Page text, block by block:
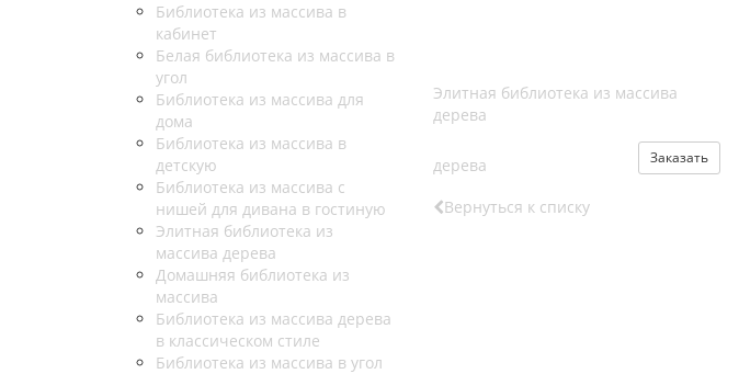
Библиотека из массива в
кабинет
Белая библиотека из массива в
угол
Библиотека из массива для
дома
Библиотека из массива в
детскую
Библиотека из массива с
нишей для дивана в гостиную
Элитная библиотека из
массива дерева
Домашняя библиотека из
массива
Библиотека из массива дерева
в классическом стиле
Библиотека из массива в угол
Элитная библиотека из массива
дерева
Заказать
Вернуться к списку